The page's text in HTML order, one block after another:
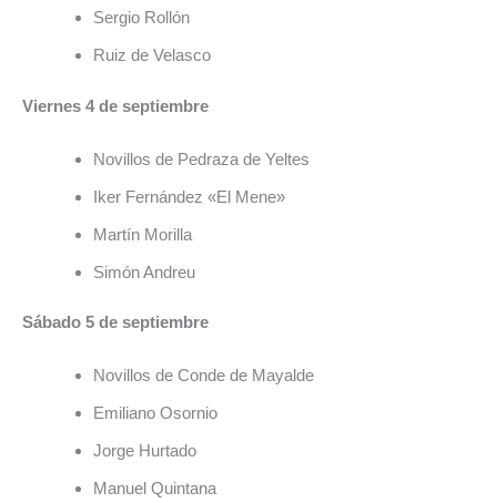
Sergio Rollón
Ruiz de Velasco
Viernes 4 de septiembre
Novillos de Pedraza de Yeltes
Iker Fernández «El Mene»
Martín Morilla
Simón Andreu
Sábado 5 de septiembre
Novillos de Conde de Mayalde
Emiliano Osornio
Jorge Hurtado
Manuel Quintana